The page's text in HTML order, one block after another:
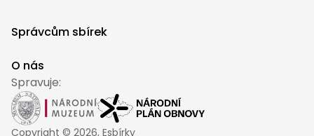
Správcům sbírek
O nás
Spravuje:
Copyright © 2026, Esbírky